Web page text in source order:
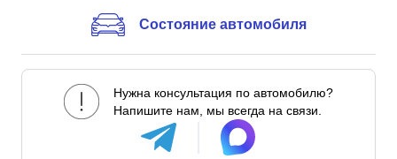
Состояние автомобиля
Нужна консультация по автомобилю?
Напишите нам, мы всегда на связи.